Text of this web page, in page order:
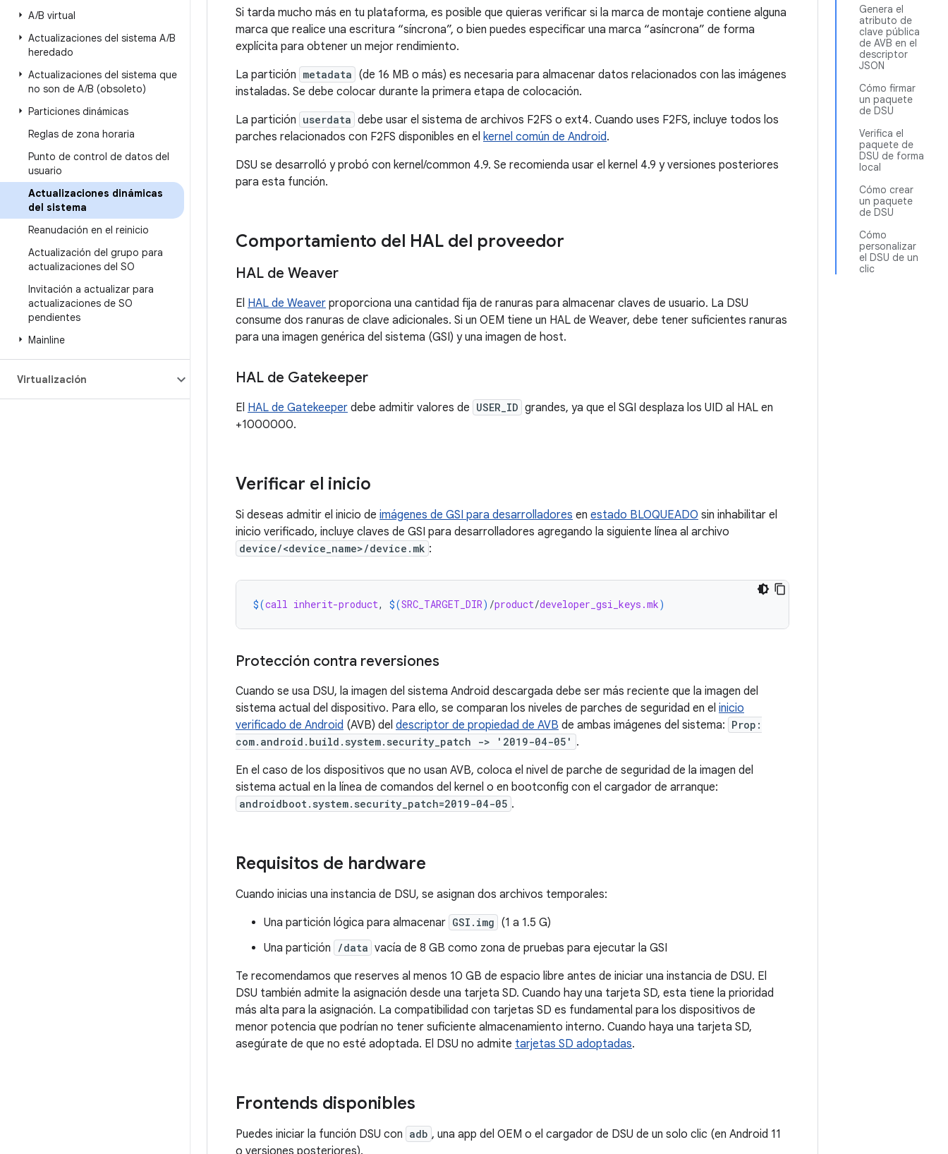
A/B virtual
Actualizaciones del sistema A/B
heredado
Actualizaciones del sistema que
no son de A/B (obsoleto)
Particiones dinámicas
Reglas de zona horaria
Punto de control de datos del
usuario
Actualizaciones dinámicas
del sistema
Reanudación en el reinicio
Actualización del grupo para
actualizaciones del SO
Invitación a actualizar para
actualizaciones de SO
pendientes
Mainline
Virtualización
Genera el
atributo de
clave pública
de AVB en el
descriptor
JSON
Cómo firmar
un paquete
de DSU
Verifica el
paquete de
DSU de forma
local
Cómo crear
un paquete
de DSU
Cómo
personalizar
el DSU de un
clic
Si tarda mucho más en tu plataforma, es posible que quieras verificar si la marca de montaje contiene alguna
marca que realice una escritura “síncrona”, o bien puedes especificar una marca “asíncrona” de forma
explícita para obtener un mejor rendimiento.
La partición metadata (de 16 MB o más) es necesaria para almacenar datos relacionados con las imágenes
instaladas. Se debe colocar durante la primera etapa de colocación.
La partición userdata debe usar el sistema de archivos F2FS o ext4. Cuando uses F2FS, incluye todos los
parches relacionados con F2FS disponibles en el kernel común de Android.
DSU se desarrolló y probó con kernel/common 4.9. Se recomienda usar el kernel 4.9 y versiones posteriores
para esta función.
Comportamiento del HAL del proveedor
HAL de Weaver
El HAL de Weaver proporciona una cantidad fija de ranuras para almacenar claves de usuario. La DSU
consume dos ranuras de clave adicionales. Si un OEM tiene un HAL de Weaver, debe tener suficientes ranuras
para una imagen genérica del sistema (GSI) y una imagen de host.
HAL de Gatekeeper
El HAL de Gatekeeper debe admitir valores de USER_ID grandes, ya que el SGI desplaza los UID al HAL en
+1000000.
Verificar el inicio
Si deseas admitir el inicio de imágenes de GSI para desarrolladores en estado BLOQUEADO sin inhabilitar el
inicio verificado, incluye claves de GSI para desarrolladores agregando la siguiente línea al archivo
device/<device_name>/device.mk :
$(call inherit-product, $(SRC_TARGET_DIR) /product/developer_gsi_keys.mk)
Protección contra reversiones
Cuando se usa DSU, la imagen del sistema Android descargada debe ser más reciente que la imagen del
sistema actual del dispositivo. Para ello, se comparan los niveles de parches de seguridad en el inicio
verificado de Android (AVB) del descriptor de propiedad de AVB de ambas imágenes del sistema: Prop:
com.android.build.system.security_patch -> '2019-04-05' .
En el caso de los dispositivos que no usan AVB, coloca el nivel de parche de seguridad de la imagen del
sistema actual en la línea de comandos del kernel o en bootconfig con el cargador de arranque:
androidboot.system.security_patch=2019-04-05 .
Requisitos de hardware
Cuando inicias una instancia de DSU, se asignan dos archivos temporales:
Una partición lógica para almacenar GSI.img (1 a 1.5 G)
Una partición
/data vacía de 8 GB como zona de pruebas para ejecutar la GSI
Te recomendamos que reserves al menos 10 GB de espacio libre antes de iniciar una instancia de DSU. El
DSU también admite la asignación desde una tarjeta SD. Cuando hay una tarjeta SD, esta tiene la prioridad
más alta para la asignación. La compatibilidad con tarjetas SD es fundamental para los dispositivos de
menor potencia que podrían no tener suficiente almacenamiento interno. Cuando haya una tarjeta SD,
asegúrate de que no esté adoptada. El DSU no admite tarjetas SD adoptadas.
Frontends disponibles
Puedes iniciar la función DSU con adb , una app del OEM o el cargador de DSU de un solo clic (en Android 11
o versiones posteriores).